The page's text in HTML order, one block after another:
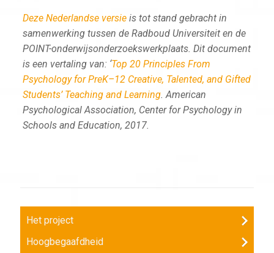
Deze Nederlandse versieis tot stand gebracht in
samenwerking tussen de Radboud Universiteit en de
POINT-onderwijsonderzoekswerkplaats. Dit document
is een vertaling van: ‘Top 20 Principles From
Psychology for PreK–12 Creative, Talented, and Gifted
Students’ Teaching and Learning. American
Psychological Association, Center for Psychology in
Schools and Education, 2017.
Het project
Hoogbegaafdheid